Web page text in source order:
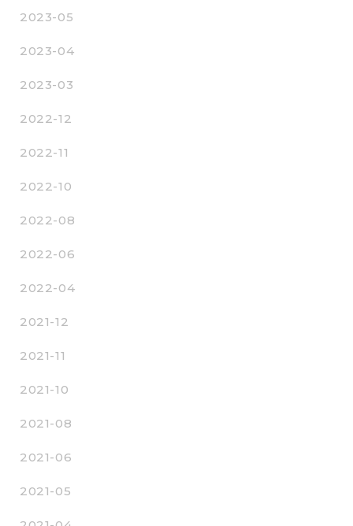
2023-05
2023-04
2023-03
2022-12
2022-11
2022-10
2022-08
2022-06
2022-04
2021-12
2021-11
2021-10
2021-08
2021-06
2021-05